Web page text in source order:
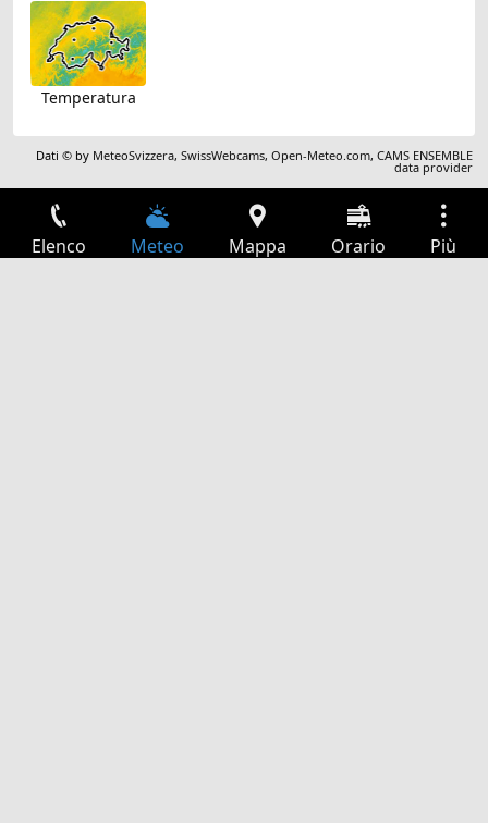
Temperatura
Dati © by MeteoSvizzera,SwissWebcams,Open-Meteo.com,CAMS ENSEMBLE
data provider
Elenco Meteo Mappa Orario Più